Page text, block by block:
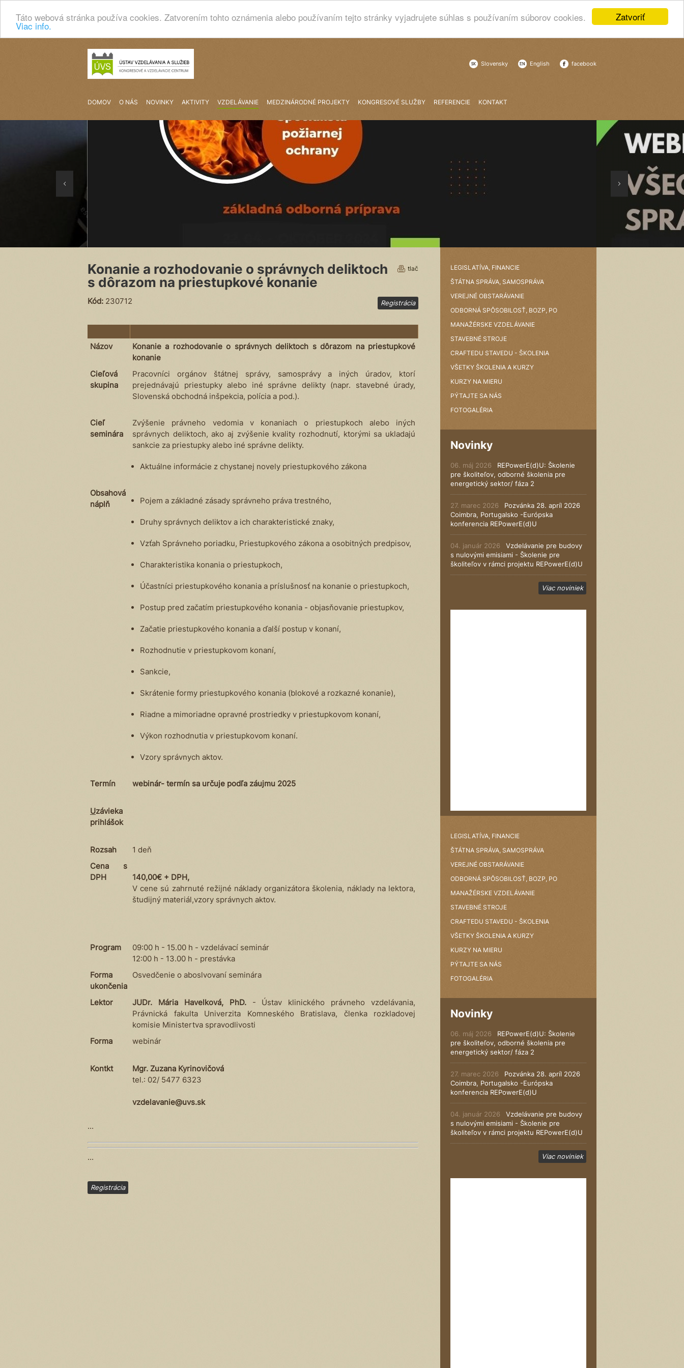
Zatvoriť
Táto webová stránka používa cookies. Zatvorením tohto oznámenia alebo používaním tejto stránky vyjadrujete súhlas s používaním súborov cookies.
Viac info.
Slovensky English facebook
DOMOV O NÁS NOVINKY AKTIVITY VZDELÁVANIE MEDZINÁRODNÉ PROJEKTY KONGRESOVÉ SLUŽBY REFERENCIE KONTAKT
Konanie a rozhodovanie o správnych deliktoch
s dôrazom na priestupkové konanie
Kód: 230712 Registrácia
Názov
Konanie a rozhodovanie o správnych deliktoch s dôrazom na priestupkové
konanie
Cieľová
skupina
Pracovníci orgánov štátnej správy, samosprávy a iných úradov, ktorí
prejednávajú priestupky alebo iné správne delikty (napr. stavebné úrady,
Slovenská obchodná inšpekcia, polícia a pod.).
Cieľ
seminára
Zvýšenie právneho vedomia v konaniach o priestupkoch alebo iných
správnych deliktoch, ako aj zvýšenie kvality rozhodnutí, ktorými sa ukladajú
sankcie za priestupky alebo iné správne delikty.
Aktuálne informácie z chystanej novely priestupkového zákona
Obsahová
náplň
Pojem a základné zásady správneho práva trestného,
Druhy správnych deliktov a ich charakteristické znaky,
Vzťah Správneho poriadku, Priestupkového zákona a osobitných predpisov,
Charakteristika konania o priestupkoch,
Účastníci priestupkového konania a príslušnosť na konanie o priestupkoch,
Postup pred začatím priestupkového konania - objasňovanie priestupkov,
Začatie priestupkového konania a ďalší postup v konaní,
Rozhodnutie v priestupkovom konaní,
Sankcie,
Skrátenie formy priestupkového konania (blokové a rozkazné konanie),
Riadne a mimoriadne opravné prostriedky v priestupkovom konaní,
Výkon rozhodnutia v priestupkovom konaní.
Vzory správnych aktov.
Termín webinár- termín sa určuje podľa záujmu 2025
Uzávieka
prihlášok
Rozsah
1 deň
Cena s
DPH
140,00€ + DPH,
V cene sú zahrnuté režijné náklady organizátora školenia, náklady na lektora,
študijný materiál,vzory správnych aktov.
Program
09:00 h - 15.00 h - vzdelávací seminár
12:00 h - 13.00 h - prestávka
Forma
ukončenia
Osvedčenie o aboslvovaní seminára
Lektor JUDr. Mária Havelková, PhD.- Ústav klinického právneho vzdelávania,
Právnická fakulta Univerzita Komneského Bratislava, členka rozkladovej
komisie Ministertva spravodlivosti
Forma
webinár
Kontkt
Mgr. Zuzana Kyrinovičová
tel.: 02/ 5477 6323
vzdelavanie@uvs.sk
...
...
Registrácia
tlač
LEGISLATÍVA, FINANCIE
ŠTÁTNA SPRÁVA, SAMOSPRÁVA
VEREJNÉ OBSTARÁVANIE
ODBORNÁ SPÔSOBILOSŤ, BOZP, PO
MANAŽÉRSKE VZDELÁVANIE
STAVEBNÉ STROJE
CRAFTEDU STAVEDU - ŠKOLENIA
VŠETKY ŠKOLENIA A KURZY
KURZY NA MIERU
PÝTAJTE SA NÁS
FOTOGALÉRIA
Novinky
06. máj 2026
REPowerE(d)U: Školenie
pre školiteľov, odborné školenia pre
energetický sektor/ fáza 2
27. marec 2026
Pozvánka 28. apríl 2026
Coimbra, Portugalsko -Európska
konferencia REPowerE(d)U
04. január 2026
Vzdelávanie pre budovy
s nulovými emisiami - Školenie pre
školiteľov v rámci projektu REPowerE(d)U
Viac noviniek
LEGISLATÍVA, FINANCIE
ŠTÁTNA SPRÁVA, SAMOSPRÁVA
VEREJNÉ OBSTARÁVANIE
ODBORNÁ SPÔSOBILOSŤ, BOZP, PO
MANAŽÉRSKE VZDELÁVANIE
STAVEBNÉ STROJE
CRAFTEDU STAVEDU - ŠKOLENIA
VŠETKY ŠKOLENIA A KURZY
KURZY NA MIERU
PÝTAJTE SA NÁS
FOTOGALÉRIA
Novinky
06. máj 2026
REPowerE(d)U: Školenie
pre školiteľov, odborné školenia pre
energetický sektor/ fáza 2
27. marec 2026
Pozvánka 28. apríl 2026
Coimbra, Portugalsko -Európska
konferencia REPowerE(d)U
04. január 2026
Vzdelávanie pre budovy
s nulovými emisiami - Školenie pre
školiteľov v rámci projektu REPowerE(d)U
Viac noviniek